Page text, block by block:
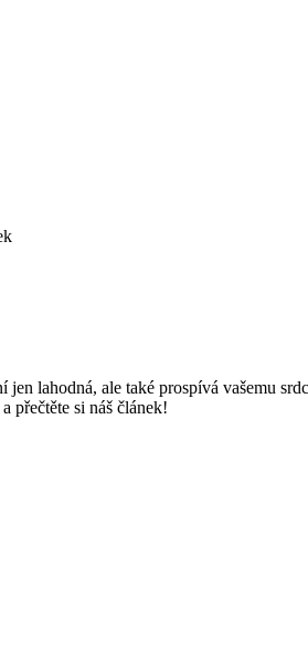
lahodná, ale také prospívá vašemu
přečtěte si náš článek!